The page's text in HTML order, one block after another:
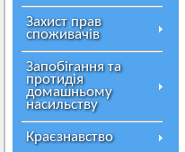
Захист прав
споживачів
Запобігання та
протидія
домашньому
насильству
Краєзнавство